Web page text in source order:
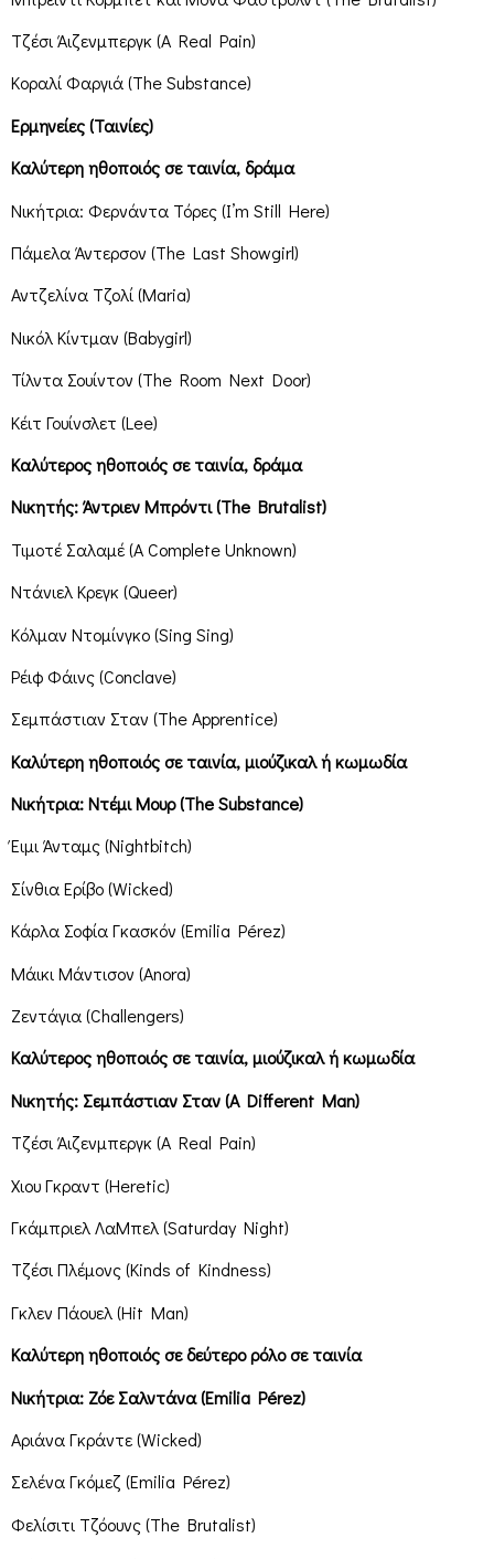
Τζέσι Άιζενμπεργκ (A Real Pain)
Κοραλί Φαργιά (The Substance)
Ερμηνείες (Ταινίες)
Καλύτερη ηθοποιός σε ταινία, δράμα
Νικήτρια: Φερνάντα Τόρες (I’m Still Here)
Πάμελα Άντερσον (The Last Showgirl)
Αντζελίνα Τζολί (Maria)
Νικόλ Κίντμαν (Babygirl)
Τίλντα Σουίντον (The Room Next Door)
Κέιτ Γουίνσλετ (Lee)
Καλύτερος ηθοποιός σε ταινία, δράμα
Νικητής: Άντριεν Μπρόντι (The Brutalist)
Τιμοτέ Σαλαμέ (A Complete Unknown)
Ντάνιελ Κρεγκ (Queer)
Κόλμαν Ντομίνγκο (Sing Sing)
Ρέιφ Φάινς (Conclave)
Σεμπάστιαν Σταν (The Apprentice)
Καλύτερη ηθοποιός σε ταινία, μιούζικαλ ή κωμωδία
Νικήτρια: Ντέμι Μουρ (The Substance)
Έιμι Άνταμς (Nightbitch)
Σίνθια Ερίβο (Wicked)
Κάρλα Σοφία Γκασκόν (Emilia Pérez)
Μάικι Μάντισον (Anora)
Ζεντάγια (Challengers)
Καλύτερος ηθοποιός σε ταινία, μιούζικαλ ή κωμωδία
Νικητής: Σεμπάστιαν Σταν (A Different Man)
Τζέσι Άιζενμπεργκ (A Real Pain)
Χιου Γκραντ (Heretic)
Γκάμπριελ ΛαΜπελ (Saturday Night)
Τζέσι Πλέμονς (Kinds of Kindness)
Γκλεν Πάουελ (Hit Man)
Καλύτερη ηθοποιός σε δεύτερο ρόλο σε ταινία
Νικήτρια: Ζόε Σαλντάνα (Emilia Pérez)
Αριάνα Γκράντε (Wicked)
Σελένα Γκόμεζ (Emilia Pérez)
Φελίσιτι Τζόουνς (The Brutalist)